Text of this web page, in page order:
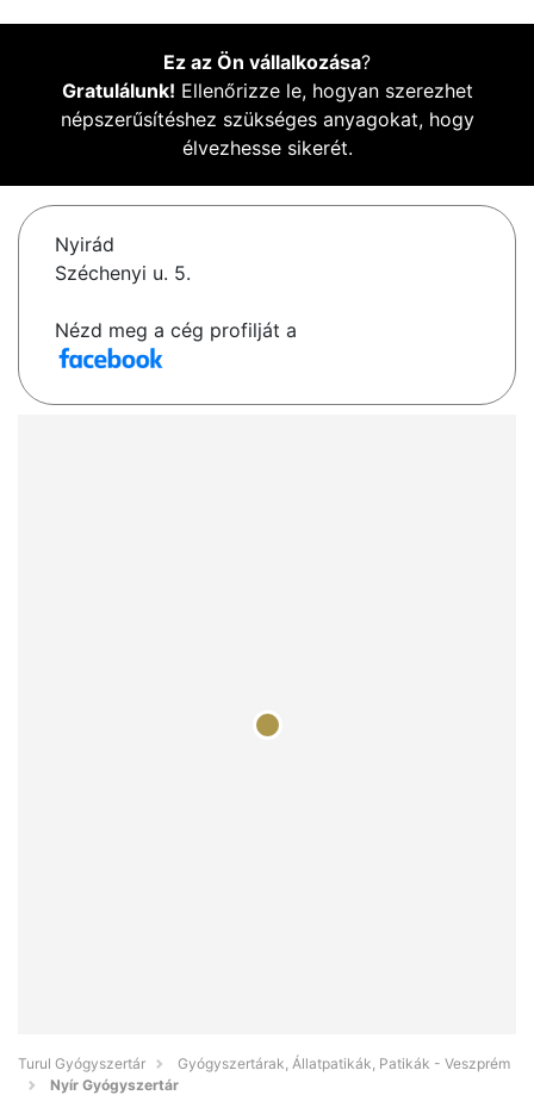
Ez az Ön vállalkozása?
Gratulálunk! Ellenőrizze le, hogyan szerezhet
népszerűsítéshez szükséges anyagokat, hogy
élvezhesse sikerét.
Nyirád
Széchenyi u. 5.
Nézd meg a cég profilját a
Turul Gyógyszertár
Gyógyszertárak, Állatpatikák, Patikák - Veszprém
Nyír Gyógyszertár